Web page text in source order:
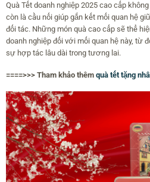
Quà Tết doanh nghiệp 2025 cao cấp
còn là cầu nối giúp gắn kết mối quan hệ
đối tác. Những món quà cao cấp sẽ thể
doanh nghiệp đối với mối quan hệ này, từ
sự hợp tác lâu dài trong tương lai.
====>>> Tham khảo thêm quà tết tặng